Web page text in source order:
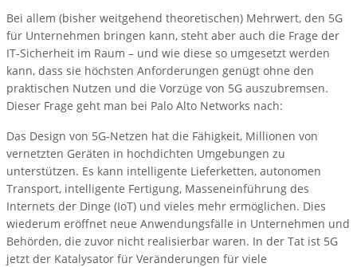
Bei allem (bisher weitgehend theoretischen) Mehrwert, den 5G
für Unternehmen bringen kann, steht aber auch die Frage der
IT-Sicherheit im Raum – und wie diese so umgesetzt werden
kann, dass sie höchsten Anforderungen genügt ohne den
praktischen Nutzen und die Vorzüge von 5G auszubremsen.
Dieser Frage geht man bei Palo Alto Networks nach:
Das Design von 5G-Netzen hat die Fähigkeit, Millionen von
vernetzten Geräten in hochdichten Umgebungen zu
unterstützen. Es kann intelligente Lieferketten, autonomen
Transport, intelligente Fertigung, Masseneinführung des
Internets der Dinge (IoT) und vieles mehr ermöglichen. Dies
wiederum eröffnet neue Anwendungsfälle in Unternehmen und
Behörden, die zuvor nicht realisierbar waren. In der Tat ist 5G
jetzt der Katalysator für Veränderungen für viele